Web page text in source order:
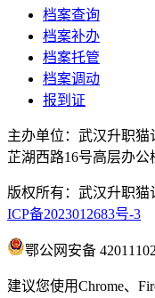
档案查询
档案补办
档案托管
档案调动
报到证
主办单位：武汉升职
芷湖西路16号高层办
版权所有：武汉升
ICP备2023012683号-3
鄂公网安备
建议您使用Chrome、